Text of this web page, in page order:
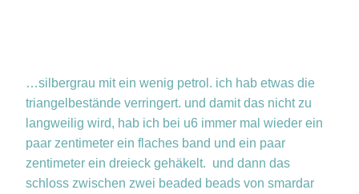
…silbergrau mit ein wenig petrol. ich hab etwas die
triangelbestände verringert. und damit das nicht zu
langweilig wird, hab ich bei u6 immer mal wieder ein
paar zentimeter ein flaches band und ein paar
zentimeter ein dreieck gehäkelt. und dann das
schloss zwischen zwei beaded beads von smardar